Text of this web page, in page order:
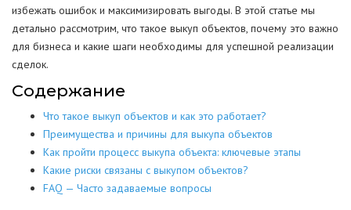
избежать ошибок и максимизировать выгоды. В этой статье мы
детально рассмотрим, что такое выкуп объектов, почему это важно
для бизнеса и какие шаги необходимы для успешной реализации
сделок.
Содержание
Что такое выкуп объектов и как это работает?
Преимущества и причины для выкупа объектов
Как пройти процесс выкупа объекта: ключевые этапы
Какие риски связаны с выкупом объектов?
FAQ — Часто задаваемые вопросы